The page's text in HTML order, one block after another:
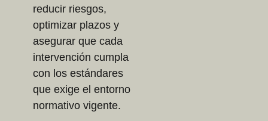
reducir riesgos,
optimizar plazos y
asegurar que cada
intervención cumpla
con los estándares
que exige el entorno
normativo vigente.